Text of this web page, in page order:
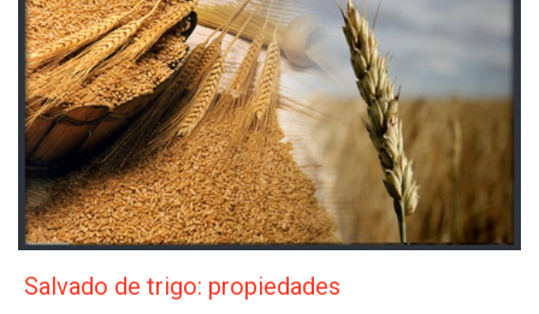
Salvado de trigo: propiedades